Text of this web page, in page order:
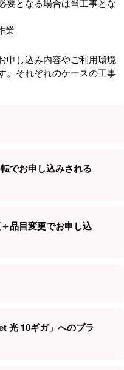
要となる場合は当工事とな
業
申し込み内容やご利用環境
。それぞれのケースの工事
でお申し込みされる
品目変更でお申し込
光 10ギガ」へのプラ